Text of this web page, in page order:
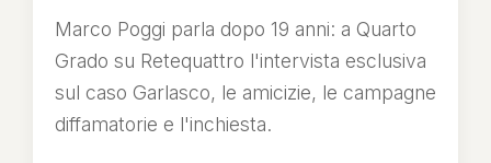
Marco Poggi parla dopo 19 anni: a Quarto
Grado su Retequattro l'intervista esclusiva
sul caso Garlasco, le amicizie, le campagne
diffamatorie e l'inchiesta.